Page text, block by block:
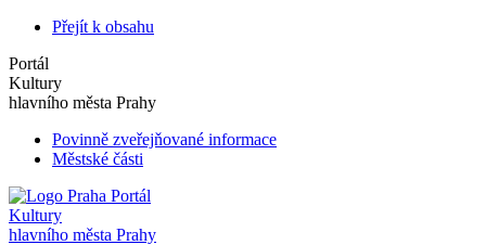
Přejít k obsahu
Portál
Kultury
hlavního města Prahy
Povinně zveřejňované informace
Městské části
Portál
Kultury
hlavního města Prahy